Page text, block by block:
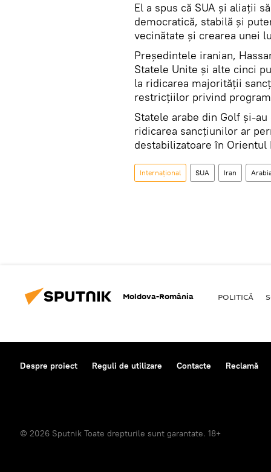
El a spus că SUA și aliații
democratică, stabilă și
vecinătate și crearea unei
Președintele iranian,
Statele Unite și alte cinci
la ridicarea majorității
restricțiilor privind
Statele arabe din Golf și-
ridicarea sancțiunilor ar
destabilizatoare în Orientul
Internaţional SUA Iran
Moldova-România POLITICĂ
Despre proiect Reguli de utilizare Contacte Reclamă
© 2026 Sputnik Toate drepturile sunt garantate. 18+